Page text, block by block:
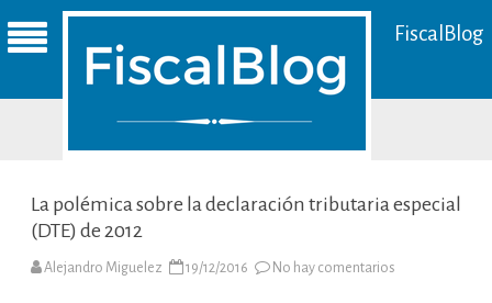
FiscalBlog
La polémica sobre la declaración tributaria especial
(DTE) de 2012
Alejandro Miguelez 19/12/2016 No hay comentarios